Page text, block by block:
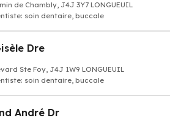
de Chambly, J4J 3Y7 LONGUEUIL
soin dentaire, buccale
Dre
Ste Foy, J4J 1W9 LONGUEUIL
soin dentaire, buccale
André Dr